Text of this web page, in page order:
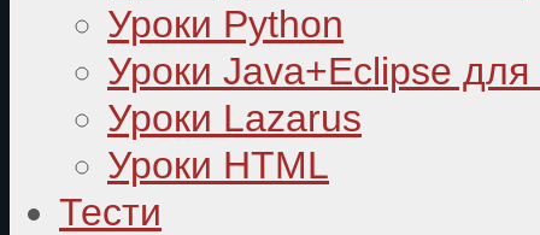
Уроки Python
Уроки Java+Eclipse
Уроки Lazarus
Уроки HTML
Тести